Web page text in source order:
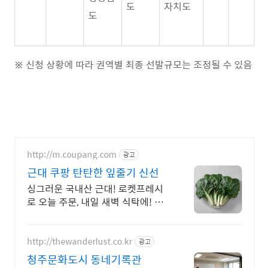
도
도
자치도
※ 신청 상황에 따라 권역별 최종 선발규모는 조정될 수 있음
http://m.coupang.com 광고
근대 쿠팡 탄탄한 잎줄기 신선
싱그러운 국내산 근대! 로켓프레시
로 오늘 주문, 내일 새벽 식탁에! 부
http://thewanderlust.co.kr 광고
청주문화도시 동네기록관